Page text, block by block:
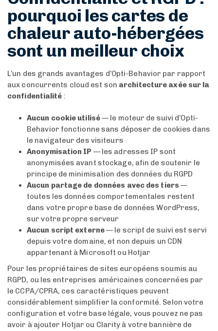
pourquoi les cartes de
chaleur auto-hébergées
sont un meilleur choix
L’un des grands avantages d’Opti-Behavior par rapport
aux concurrents cloud est son architecture axée sur la
confidentialité :
Aucun cookie utilisé— le moteur de suivi d’Opti-
Behavior fonctionne sans déposer de cookies dans
le navigateur des visiteurs
Anonymisation IP — les adresses IP sont
anonymisées avant stockage, afin de soutenir le
principe de minimisation des données du RGPD
Aucun partage de données avec des tiers —
toutes les données comportementales restent
dans votre propre base de données WordPress,
sur votre propre serveur
Aucun script externe— le script de suivi est servi
depuis votre domaine, et non depuis un CDN
appartenant à Microsoft ou Hotjar
Pour les propriétaires de sites européens soumis au
RGPD, ou les entreprises américaines concernées par
le CCPA/CPRA, ces caractéristiques peuvent
considérablement simplifier la conformité. Selon votre
configuration et votre base légale, vous pouvez ne pas
avoir à ajouter Hotjar ou Clarity à votre bannière de